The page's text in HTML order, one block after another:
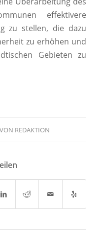
effektivere
zu stellen, die dazu
zu erhöhen und
Gebieten zu
VON REDAKTION